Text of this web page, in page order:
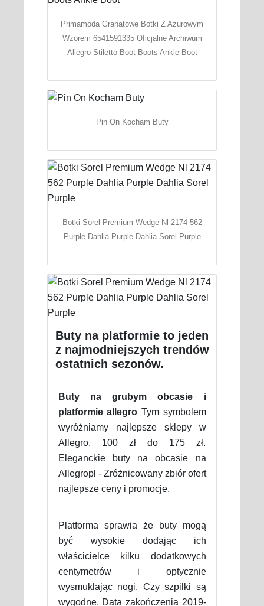
Primamoda Granatowe Botki Z Azurowym
Wzorem 6541591335 Oficjalne Archiwum
Allegro Stiletto Boot Boots Ankle Boot
Pin On Kocham Buty
Botki Sorel Premium Wedge Nl 2174 562
Purple Dahlia Purple Dahlia Sorel Purple
Buty na platformie to jeden
z najmodniejszych trendów
ostatnich sezonów.
Buty na grubym obcasie i
platformie allegro Tym symbolem
wyróżniamy najlepsze sklepy w
Allegro. 100 zł do 175 zł.
Eleganckie buty na obcasie na
Allegropl - Zróżnicowany zbiór ofert
najlepsze ceny i promocje.
Platforma sprawia że buty mogą
być wysokie dodając ich
właścicielce kilku dodatkowych
centymetrów i optycznie
wysmuklając nogi. Czy szpilki są
wygodne. Data zakończenia 2019-